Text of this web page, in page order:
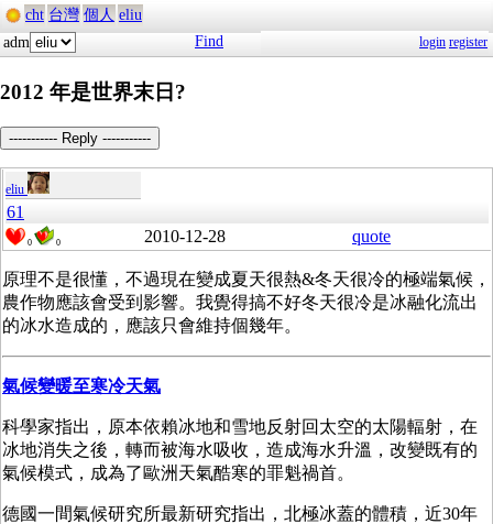
cht 台灣 個人 eliu
adm
Find login register
2012 年是世界末日?
----------- Reply -----------
eliu
61
0 0 2010-12-28 quote
原理不是很懂，不過現在變成夏天很熱&冬天很冷的極端氣候，
農作物應該會受到影響。我覺得搞不好冬天很冷是冰融化流出
的冰水造成的，應該只會維持個幾年。
氣候變暖至寒冷天氣
科學家指出，原本依賴冰地和雪地反射回太空的太陽輻射，在
冰地消失之後，轉而被海水吸收，造成海水升溫，改變既有的
氣候模式，成為了歐洲天氣酷寒的罪魁禍首。
德國一間氣候研究所最新研究指出，北極冰蓋的體積，近30年